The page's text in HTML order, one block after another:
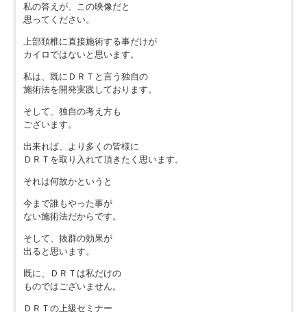
私の答えが、この映像だと
思ってください。
上部頚椎に直接施術する事だけが
カイロではないと思います。
私は、既にＤＲＴと言う独自の
施術法を開発実践しております。
そして、独自の考え方も
ございます。
出来れば、より多くの皆様に
ＤＲＴを取り入れて頂きたく思います。
それは何故かというと
今まで誰もやった事が
ない施術法だからです。
そして、抜群の効果が
出ると思います。
既に、ＤＲＴは私だけの
ものではございません。
ＤＲＴの上級セミナー